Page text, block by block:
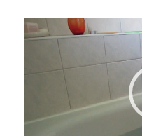
Video-
Player